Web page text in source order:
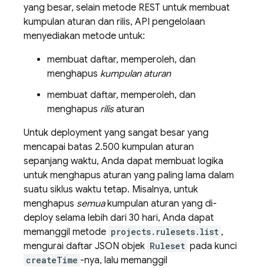
yang besar, selain metode REST untuk membuat
kumpulan aturan dan rilis, API pengelolaan
menyediakan metode untuk:
membuat daftar, memperoleh, dan
menghapus kumpulan aturan
membuat daftar, memperoleh, dan
menghapus rilisaturan
Untuk deployment yang sangat besar yang
mencapai batas 2.500 kumpulan aturan
sepanjang waktu, Anda dapat membuat logika
untuk menghapus aturan yang paling lama dalam
suatu siklus waktu tetap. Misalnya, untuk
menghapus semuakumpulan aturan yang di-
deploy selama lebih dari 30 hari, Anda dapat
memanggil metode projects.rulesets.list ,
mengurai daftar JSON objek Ruleset pada kunci
createTime -nya, lalu memanggil